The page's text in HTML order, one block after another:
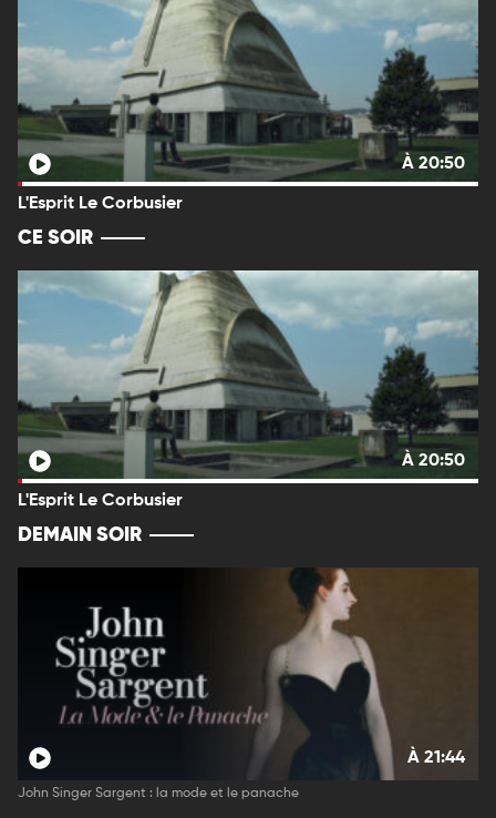
À 20:50
L'Esprit Le Corbusier
CE SOIR
À 20:50
L'Esprit Le Corbusier
DEMAIN SOIR
À 21:44
John Singer Sargent : la mode et le panache